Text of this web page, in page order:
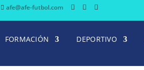
afe@afe-futbol.com
FORMACIÓN DEPORTIVO